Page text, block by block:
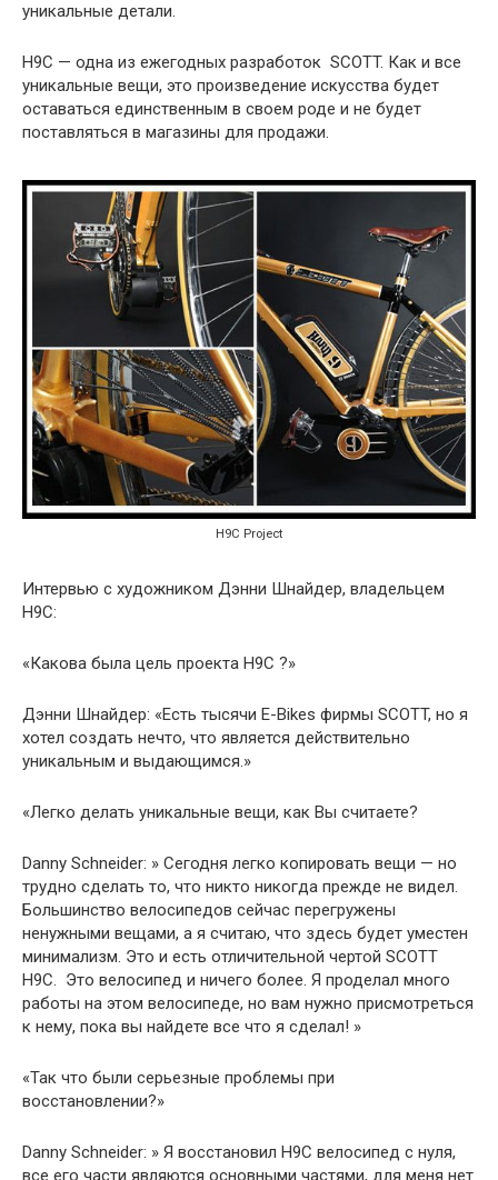
уникальные детали.
H9C — одна из ежегодных разработок SCOTT. Как и все
уникальные вещи, это произведение искусства будет
оставаться единственным в своем роде и не будет
поставляться в магазины для продажи.
H9C Project
Интервью с художником Дэнни Шнайдер, владельцем
H9C:
«Какова была цель проекта H9C ?»
Дэнни Шнайдер: «Есть тысячи E-Bikes фирмы SCOTT, но я
хотел создать нечто, что является действительно
уникальным и выдающимся.»
«Легко делать уникальные вещи, как Вы считаете?
Danny Schneider: » Сегодня легко копировать вещи — но
трудно сделать то, что никто никогда прежде не видел.
Большинство велосипедов сейчас перегружены
ненужными вещами, а я считаю, что здесь будет уместен
минимализм. Это и есть отличительной чертой SCOTT
H9C. Это велосипед и ничего более. Я проделал много
работы на этом велосипеде, но вам нужно присмотреться
к нему, пока вы найдете все что я сделал! »
«Так что были серьезные проблемы при
восстановлении?»
Danny Schneider: » Я восстановил H9C велосипед с нуля,
все его части являются основными частями, для меня нет